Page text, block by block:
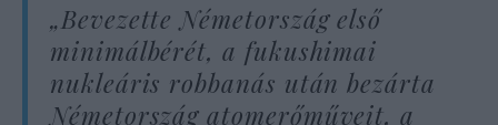
„Bevezette Németország első
minimálbérét, a fukushimai
nukleáris robbanás után bezárta
Németország atomerőműveit, a